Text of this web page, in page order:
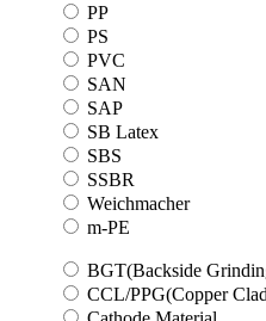
PP
PS
PVC
SAN
SAP
SB Latex
SBS
SSBR
Weichmacher
m-PE
BGT(Backside
CCL/PPG(Copper